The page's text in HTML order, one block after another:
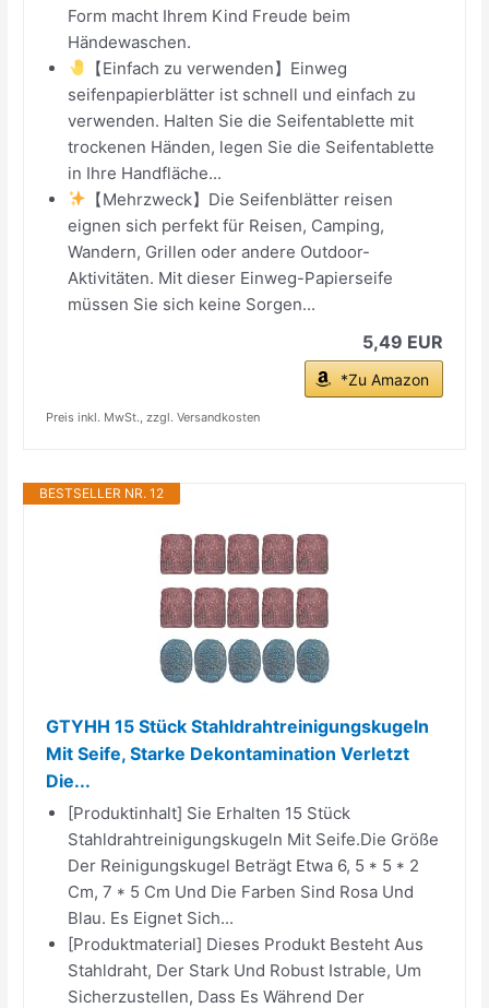
Form macht Ihrem Kind Freude beim
Händewaschen.
【Einfach zu verwenden】Einweg
seifenpapierblätter ist schnell und einfach zu
verwenden. Halten Sie die Seifentablette mit
trockenen Händen, legen Sie die Seifentablette
in Ihre Handfläche...
【Mehrzweck】Die Seifenblätter reisen
eignen sich perfekt für Reisen, Camping,
Wandern, Grillen oder andere Outdoor-
Aktivitäten. Mit dieser Einweg-Papierseife
müssen Sie sich keine Sorgen...
5,49 EUR
*Zu Amazon
Preis inkl. MwSt., zzgl. Versandkosten
BESTSELLER NR. 12
GTYHH 15 Stück Stahldrahtreinigungskugeln
Mit Seife, Starke Dekontamination Verletzt
Die...
[Produktinhalt] Sie Erhalten 15 Stück
Stahldrahtreinigungskugeln Mit Seife.Die Größe
Der Reinigungskugel Beträgt Etwa 6, 5 * 5 * 2
Cm, 7 * 5 Cm Und Die Farben Sind Rosa Und
Blau. Es Eignet Sich...
[Produktmaterial] Dieses Produkt Besteht Aus
Stahldraht, Der Stark Und Robust Istrable, Um
Sicherzustellen, Dass Es Während Der